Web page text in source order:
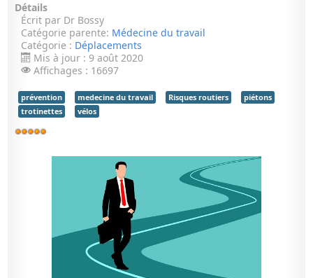
Détails
Écrit par Dr Bossy
Catégorie parente: Médecine du travail
Catégorie : Déplacements
Mis à jour : 9 août 2020
Affichages : 16697
prévention medecine du travail Risques routiers
piétons
trotinettes
vélos
Vote